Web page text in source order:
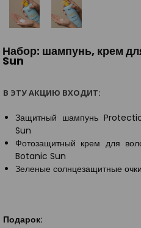
Набор: шампунь, крем
Sun
В ЭТУ АКЦИЮ ВХОДИТ:
Защитный шампунь
Sun
Фотозащитный крем для
Botanic Sun
Зеленые солнцезащитные очки
Подарок: